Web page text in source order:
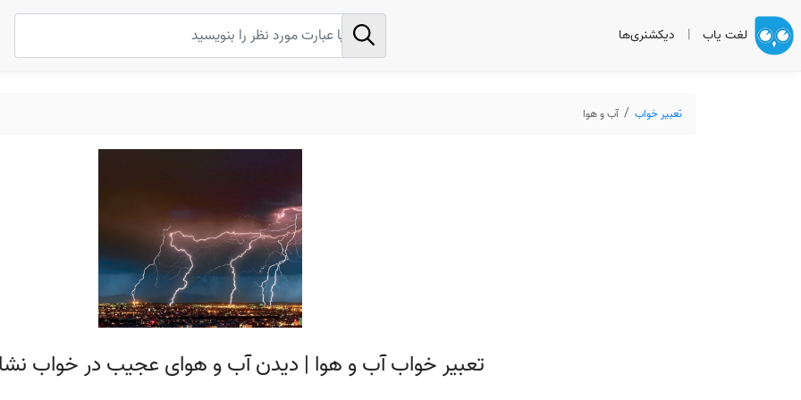
لغت یاب | دیکشنری‌ها
تعبیر خواب آب و هوا
تعبیر خواب آب و هوا | دیدن آب و هوای عجیب در خواب